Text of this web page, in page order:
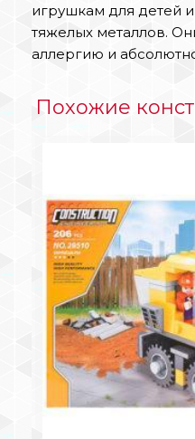
игрушкам для детей
тяжелых металлов.
аллергию и
Похожие